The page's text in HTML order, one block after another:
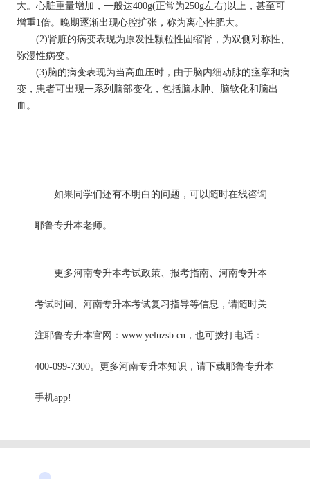
大。心脏重量增加，一般达400g(正常为250g左右)以上，甚至可
增重1倍。晚期逐渐出现心腔扩张，称为离心性肥大。
(2)肾脏的病变表现为原发性颗粒性固缩肾，为双侧对称性、
弥漫性病变。
(3)脑的病变表现为当高血压时，由于脑内细动脉的痉挛和病
变，患者可出现一系列脑部变化，包括脑水肿、脑软化和脑出
血。
如果同学们还有不明白的问题，可以随时在线咨询
耶鲁专升本老师。
更多河南专升本考试政策、报考指南、河南专升本
考试时间、河南专升本考试复习指导等信息，请随时关
注耶鲁专升本官网：www.yeluzsb.cn，也可拨打电话：
400-099-7300。更多河南专升本知识，请下载耶鲁专升本
手机app!